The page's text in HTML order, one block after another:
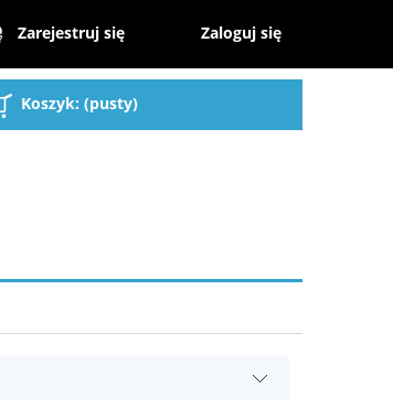
Zarejestruj się Zaloguj się
Koszyk: (pusty)